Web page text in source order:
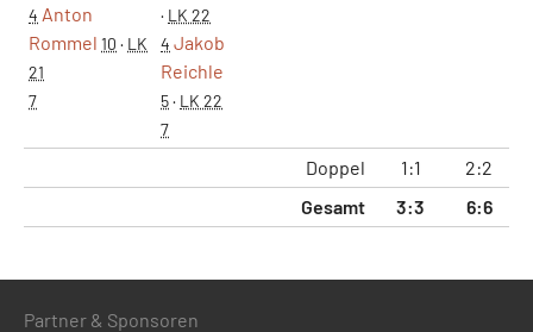
4 Anton
Rommel 10 · LK
21
7
· LK 22
4 Jakob
Reichle
5· LK 22
7
Doppel 1:1 2:2
Gesamt
3:3 6:6
Partner & Sponsoren